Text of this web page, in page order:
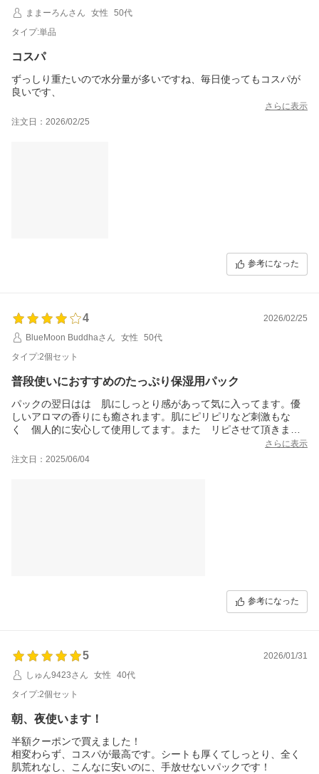
ままーろんさん
女性
50代
タイプ:単品
コスパ
ずっしり重たいので水分量が多いですね、毎日使ってもコスパが
良いです、
さらに表示
注文日：2026/02/25
参考になった
4
2026/02/25
BlueMoon Buddhaさん
女性
50代
タイプ:2個セット
普段使いにおすすめのたっぷり保湿用パック
パックの翌日はは 肌にしっとり感があって気に入ってます。優
しいアロマの香りにも癒されます。肌にピリピリなど刺激もな
く 個人的に安心して使用してます。また リピさせて頂きま
す。 ただ もう少し大きいと顔全体顔 首のボーダー辺りもカ
バー出来ると更にいいですね♪
さらに表示
注文日：2025/06/04
参考になった
5
2026/01/31
しゅん9423さん
女性
40代
タイプ:2個セット
朝、夜使います！
半額クーポンで買えました！
相変わらず、コスパが最高です。シートも厚くてしっとり、全く
肌荒れなし、こんなに安いのに、手放せないパックです！